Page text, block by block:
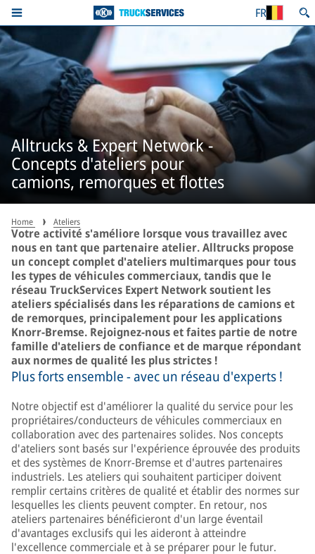
FR
Alltrucks & Expert Network -
Concepts d'ateliers pour
camions, remorques et flottes
Home Ateliers
Votre activité s'améliore lorsque vous travaillez avec
nous en tant que partenaire atelier. Alltrucks propose
un concept complet d'ateliers multimarques pour tous
les types de véhicules commerciaux, tandis que le
réseau TruckServices Expert Network soutient les
ateliers spécialisés dans les réparations de camions et
de remorques, principalement pour les applications
Knorr-Bremse. Rejoignez-nous et faites partie de notre
famille d'ateliers de confiance et de marque répondant
aux normes de qualité les plus strictes !
Plus forts ensemble - avec un réseau d'experts !
Notre objectif est d'améliorer la qualité du service pour les
propriétaires/conducteurs de véhicules commerciaux en
collaboration avec des partenaires solides. Nos concepts
d'ateliers sont basés sur l'expérience éprouvée des produits
et des systèmes de Knorr-Bremse et d'autres partenaires
industriels. Les ateliers qui souhaitent participer doivent
remplir certains critères de qualité et établir des normes sur
lesquelles les clients peuvent compter. En retour, nos
ateliers partenaires bénéficieront d'un large éventail
d'avantages exclusifs qui les aideront à atteindre
l'excellence commerciale et à se préparer pour le futur.